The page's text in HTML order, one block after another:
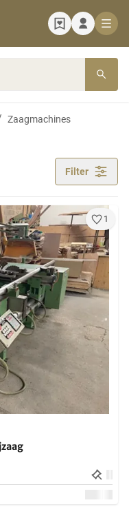
Zaagmachines
Filter
1